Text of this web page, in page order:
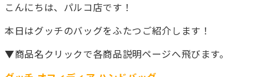
こんにちは、パルコ店です！
本日はグッチのバッグをふたつご紹介します！
▼商品名クリックで各商品説明ページへ飛びます。